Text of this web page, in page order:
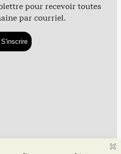
pour recevoir toutes
par courriel.